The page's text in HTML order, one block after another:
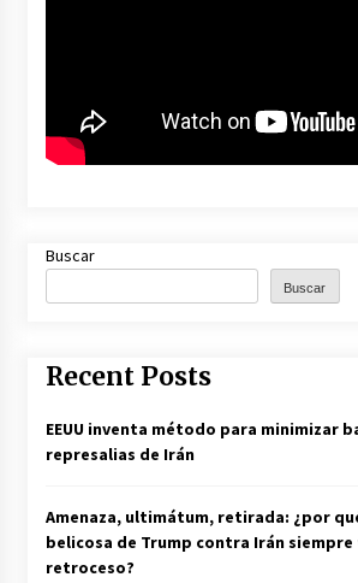
Buscar
Buscar
Recent Posts
EEUU inventa método para minimizar
represalias de Irán
Amenaza, ultimátum, retirada: ¿por
belicosa de Trump contra Irán
retroceso?